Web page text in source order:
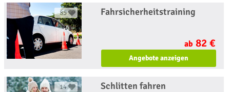
85 Fahrsicherheitstraining
ab 82 €
Angebote anzeigen
14 Schlitten fahren